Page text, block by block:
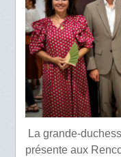
La grande-
présente aux